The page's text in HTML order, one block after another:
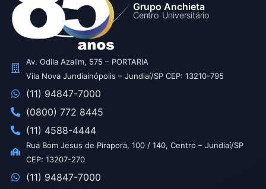
Grupo Anchieta
Centro Universitário
Av. Odila Azalim, 575 – PORTARIA
Vila Nova Jundiainópolis – Jundiaí/SP CEP: 13210-795
(11) 94847-7000
(0800) 772 8445
(11) 4588-4444
Rua Bom Jesus de Pirapora, 100 / 140, Centro – Jundiaí/SP
CEP: 13207-270
(11) 94847-7000